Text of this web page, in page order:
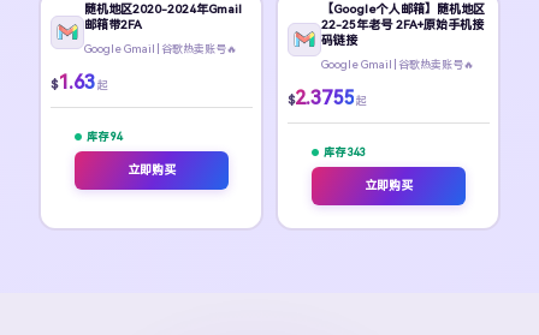
随机地区2020-2024年Gmail
邮箱带2FA
Google Gmail | 谷歌热卖账号🔥
$1.63 起
库存 94
立即购买
【Google个人邮箱】随机地区
22-25年老号 2FA+原始手机接
码链接
Google Gmail | 谷歌热卖账号🔥
$2.3755 起
库存 343
立即购买